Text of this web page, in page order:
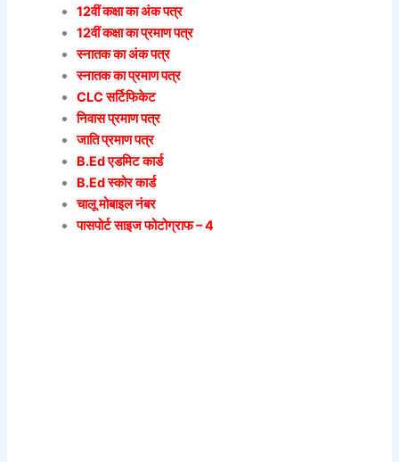
12वीं कक्षा का अंक पत्र
12वीं कक्षा का प्रमाण पत्र
स्नातक का अंक पत्र
स्नातक का प्रमाण पत्र
CLC सर्टिफिकेट
निवास प्रमाण पत्र
जाति प्रमाण पत्र
B.Ed एडमिट कार्ड
B.Ed स्कोर कार्ड
चालू मोबाइल नंबर
पासपोर्ट साइज फोटोग्राफ – 4